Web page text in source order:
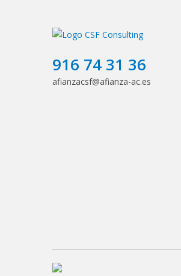
916 74 31 36
afianzacsf@afianza-ac.es